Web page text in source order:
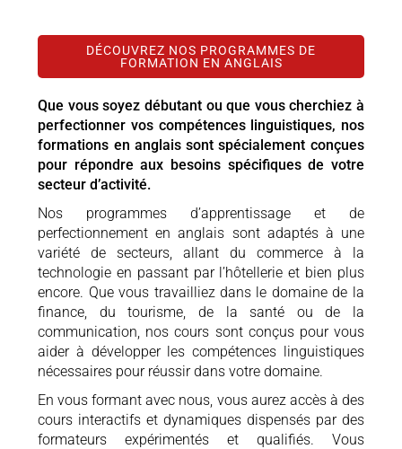
DÉCOUVREZ NOS PROGRAMMES DE
FORMATION EN ANGLAIS
Que vous soyez débutant ou que vous cherchiez à
perfectionner vos compétences linguistiques, nos
formations en anglais sont spécialement conçues
pour répondre aux besoins spécifiques de votre
secteur d’activité.
Nos programmes d’apprentissage et de
perfectionnement en anglais sont adaptés à une
variété de secteurs, allant du commerce à la
technologie en passant par l’hôtellerie et bien plus
encore. Que vous travailliez dans le domaine de la
finance, du tourisme, de la santé ou de la
communication, nos cours sont conçus pour vous
aider à développer les compétences linguistiques
nécessaires pour réussir dans votre domaine.
En vous formant avec nous, vous aurez accès à des
cours interactifs et dynamiques dispensés par des
formateurs expérimentés et qualifiés. Vous